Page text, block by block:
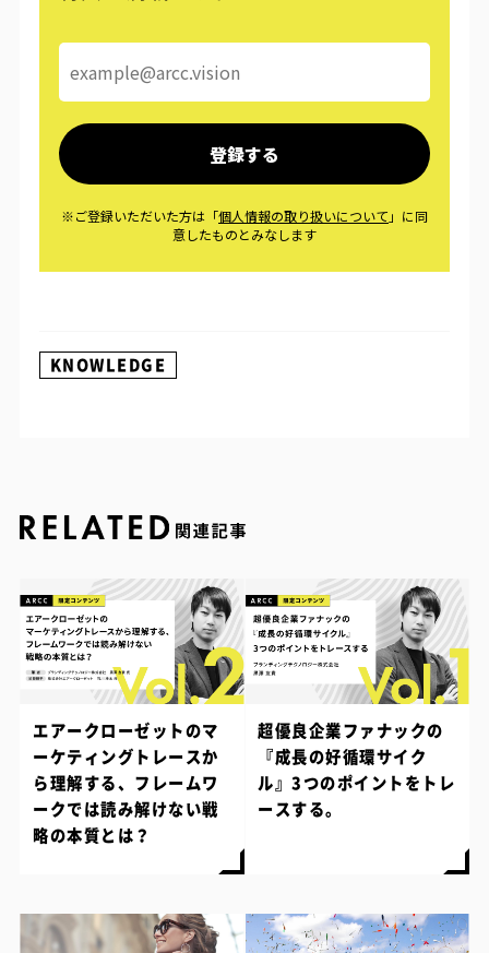
KNOWLEDGE
エアークローゼットのマ
ーケティングトレースか
ら理解する、フレームワ
ークでは読み解けない戦
略の本質とは？
超優良企業ファナックの
『成長の好循環サイク
ル』3つのポイントをトレ
ースする。